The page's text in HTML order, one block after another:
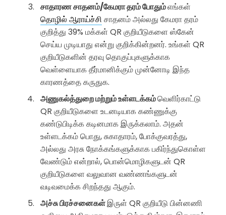
சாதாரண சாதனம்/கேமரா தரம் போதும்எங்கள்
தொழில் ஆராய்ச்சி சாதனம் அல்லது கேமரா தரம்
குறித்து 39% மக்கள் QR குறியீடுகளை ஸ்கேன்
செய்ய முடியாது என்று குறிக்கின்றனர். உங்கள் QR
குறியீடுகளின் தரவு தொகுப்புகளுக்காக
வெள்ளையாக தீர்மானிக்கும் முன்னோடி இந்த
காரணத்தை கருதுக.
அணுகல்த்துறை மற்றும் உள்ளடக்கம்வெளிர்காட்டு
QR குறியீடுகளை உடனடியாக கண்ணுக்கு
கண்டுபிடிக்க கடினமாக இருக்கலாம். அதன்
உள்ளடக்கம் பொது, சுகாதாரம், போக்குவரத்து,
அல்லது அரசு நோக்கங்களுக்காக பகிர்ந்துகொள்ள
வேண்டும் என்றால், பொன்மொழிகளுடன் QR
குறியீடுகளை வலுவான வண்ணங்களுடன்
வடிவமைக்க சிறந்தது ஆகும்.
அச்சு பிரச்சனைகள்இருள் QR குறியீடு பின்னணி